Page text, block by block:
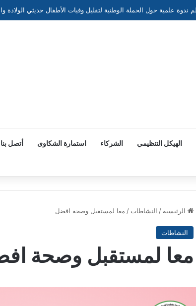
الهيكل التنظيمي الشركاء استمارة الشكاوى أتصل بنا
الرئيسية / النشاطات / معا لمستقبل وصحة افضل
النشاطات
معا لمستقبل وصحة